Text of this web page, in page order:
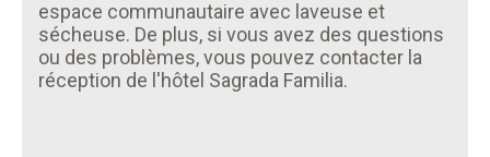
espace communautaire avec laveuse et
sécheuse. De plus, si vous avez des questions
ou des problèmes, vous pouvez contacter la
réception de l'hôtel Sagrada Familia.